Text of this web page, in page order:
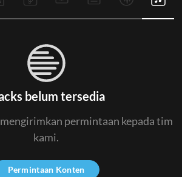
belum tersedia
permintaan kepada tim
kami.
Permintaan Konten